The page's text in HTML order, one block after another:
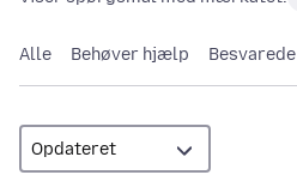
Alle Behøver hjælp Besvarede